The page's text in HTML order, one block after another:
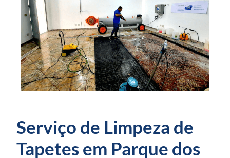
Serviço de Limpeza de
Tapetes em Parque dos